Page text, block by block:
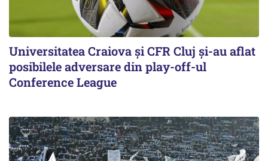
Universitatea Craiova și CFR Cluj și-au aflat
posibilele adversare din play-off-ul
Conference League